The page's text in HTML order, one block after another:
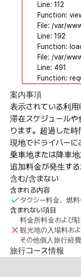
Line: 112
Function:
File: /var/
Line: 192
Function:
File: /var/
Line: 491
Function:
案内事項
表示されている利用
滞在スケジュール
ります。超過した時
現地でドライバーに
乗車地または降車地
追加料金が発生する
含む/含まない
含まれる内容
タクシー料金、燃
含まれない項目
料金所料金および
観光地の入場料お
その他個人旅行経費
旅行コース情報